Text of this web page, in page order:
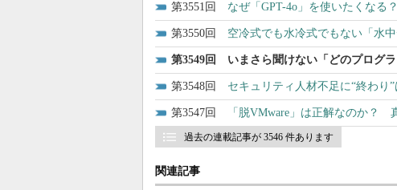
3551 なぜ「GPT-4o」を使いたくなる
3550 空冷式でも水冷式でもない「水
3549 いまさら聞けない「どのプログ
3548 セキュリティ人材不足に“終わり
3547 「脱VMware」は正解なのか？
過去の連載記事が 3546 件あります
関連記事